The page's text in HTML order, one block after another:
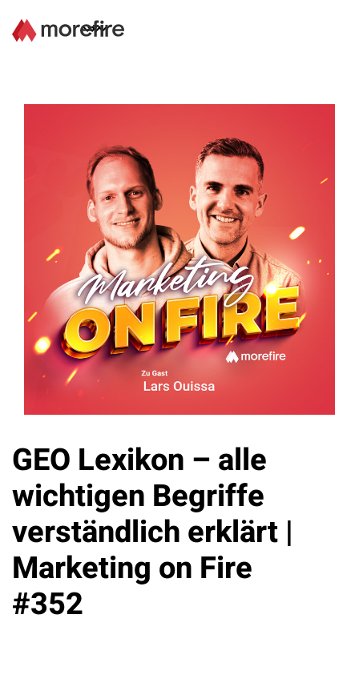
Newsletter
Kontakt
GEO Lexikon – alle
wichtigen Begriffe
verständlich erklärt |
Marketing on Fire
#352